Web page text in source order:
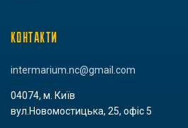
КОНТАКТИ
intermarium.nc@gmail.com
04074, м. Київ
вул.Новомостицька, 25, офіс 5